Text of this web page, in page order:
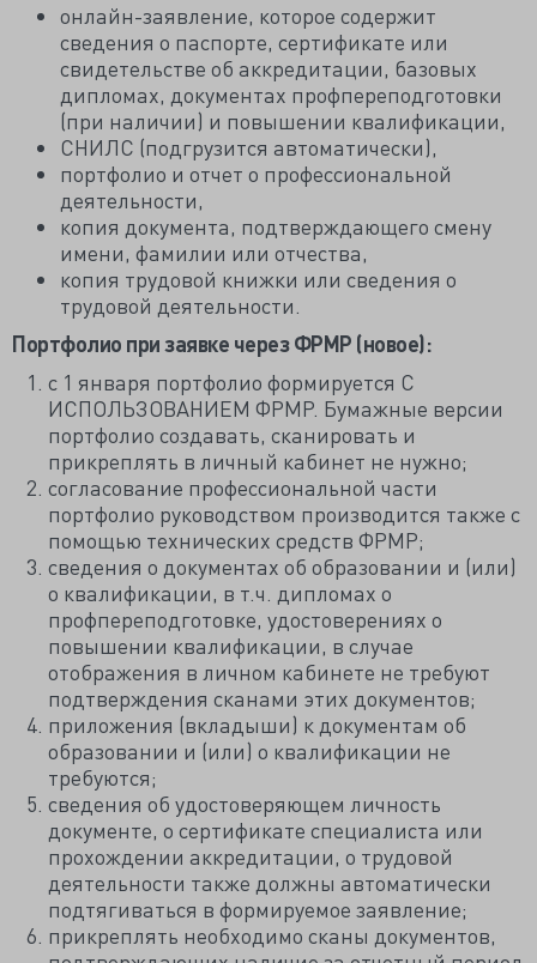
онлайн-заявление, которое содержит
сведения о паспорте, сертификате или
свидетельстве об аккредитации, базовых
дипломах, документах профпереподготовки
(при наличии) и повышении квалификации,
СНИЛС (подгрузится автоматически),
портфолио и отчет о профессиональной
деятельности,
копия документа, подтверждающего смену
имени, фамилии или отчества,
копия трудовой книжки или сведения о
трудовой деятельности.
Портфолио при заявке через ФРМР (новое):
с 1 января портфолио формируется С
ИСПОЛЬЗОВАНИЕМ ФРМР. Бумажные версии
портфолио создавать, сканировать и
прикреплять в личный кабинет не нужно;
согласование профессиональной части
портфолио руководством производится также с
помощью технических средств ФРМР;
сведения о документах об образовании и (или)
о квалификации, в т.ч. дипломах о
профпереподготовке, удостоверениях о
повышении квалификации, в случае
отображения в личном кабинете не требуют
подтверждения сканами этих документов;
приложения (вкладыши) к документам об
образовании и (или) о квалификации не
требуются;
сведения об удостоверяющем личность
документе, о сертификате специалиста или
прохождении аккредитации, о трудовой
деятельности также должны автоматически
подтягиваться в формируемое заявление;
прикреплять необходимо сканы документов,